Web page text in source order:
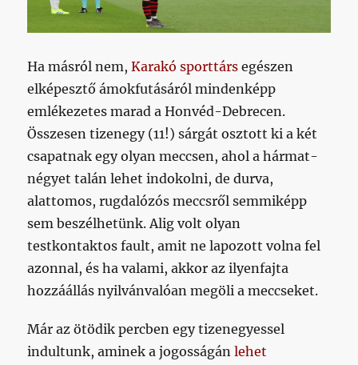
Ha másról nem,Karakó sporttárs egészen
elképesztő ámokfutásáról mindenképp
emlékezetes marad a Honvéd-Debrecen.
Összesen tizenegy (11!) sárgát osztott ki a két
csapatnak egy olyan meccsen, ahol a hármat-
négyet talán lehet indokolni, de durva,
alattomos, rugdalózós meccsről semmiképp
sem beszélhetünk. Alig volt olyan
testkontaktos fault, amit ne lapozott volna fel
azonnal, és ha valami, akkor az ilyenfajta
hozzáállás nyilvánvalóan megöli a meccseket.
Már az ötödik percben egy tizenegyessel
indultunk, aminek a jogosságánlehet